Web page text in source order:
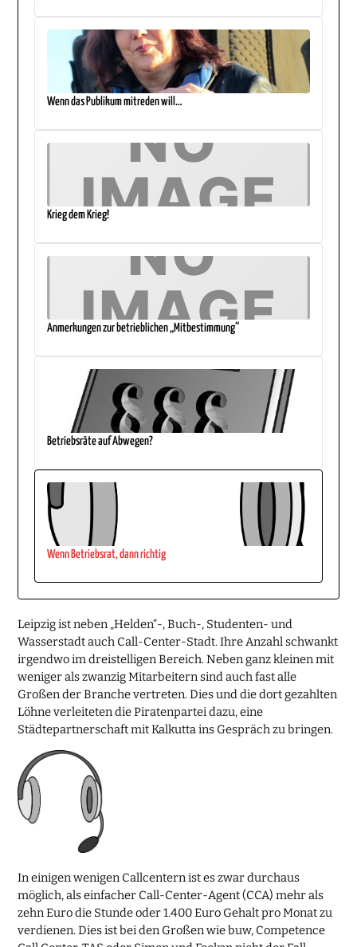
Wenn das Publikum mitreden will…
Krieg dem Krieg!
Anmerkungen zur betrieblichen „Mitbestimmung“
Betriebsräte auf Abwegen?
Wenn Betriebsrat, dann richtig
Leipzig ist neben „Helden“-, Buch-, Studenten- und
Wasserstadt auch Call-Center-Stadt. Ihre Anzahl schwankt
irgendwo im dreistelligen Bereich. Neben ganz kleinen mit
weniger als zwanzig Mitarbeitern sind auch fast alle
Großen der Branche vertreten. Dies und die dort gezahlten
Löhne verleiteten die Piratenpartei dazu, eine
Städtepartnerschaft mit Kalkutta ins Gespräch zu bringen.
In einigen wenigen Callcentern ist es zwar durchaus
möglich, als einfacher Call-Center-Agent (CCA) mehr als
zehn Euro die Stunde oder 1.400 Euro Gehalt pro Monat zu
verdienen. Dies ist bei den Großen wie buw, Competence